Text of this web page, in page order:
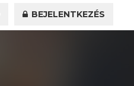
BEJELENTKEZÉS